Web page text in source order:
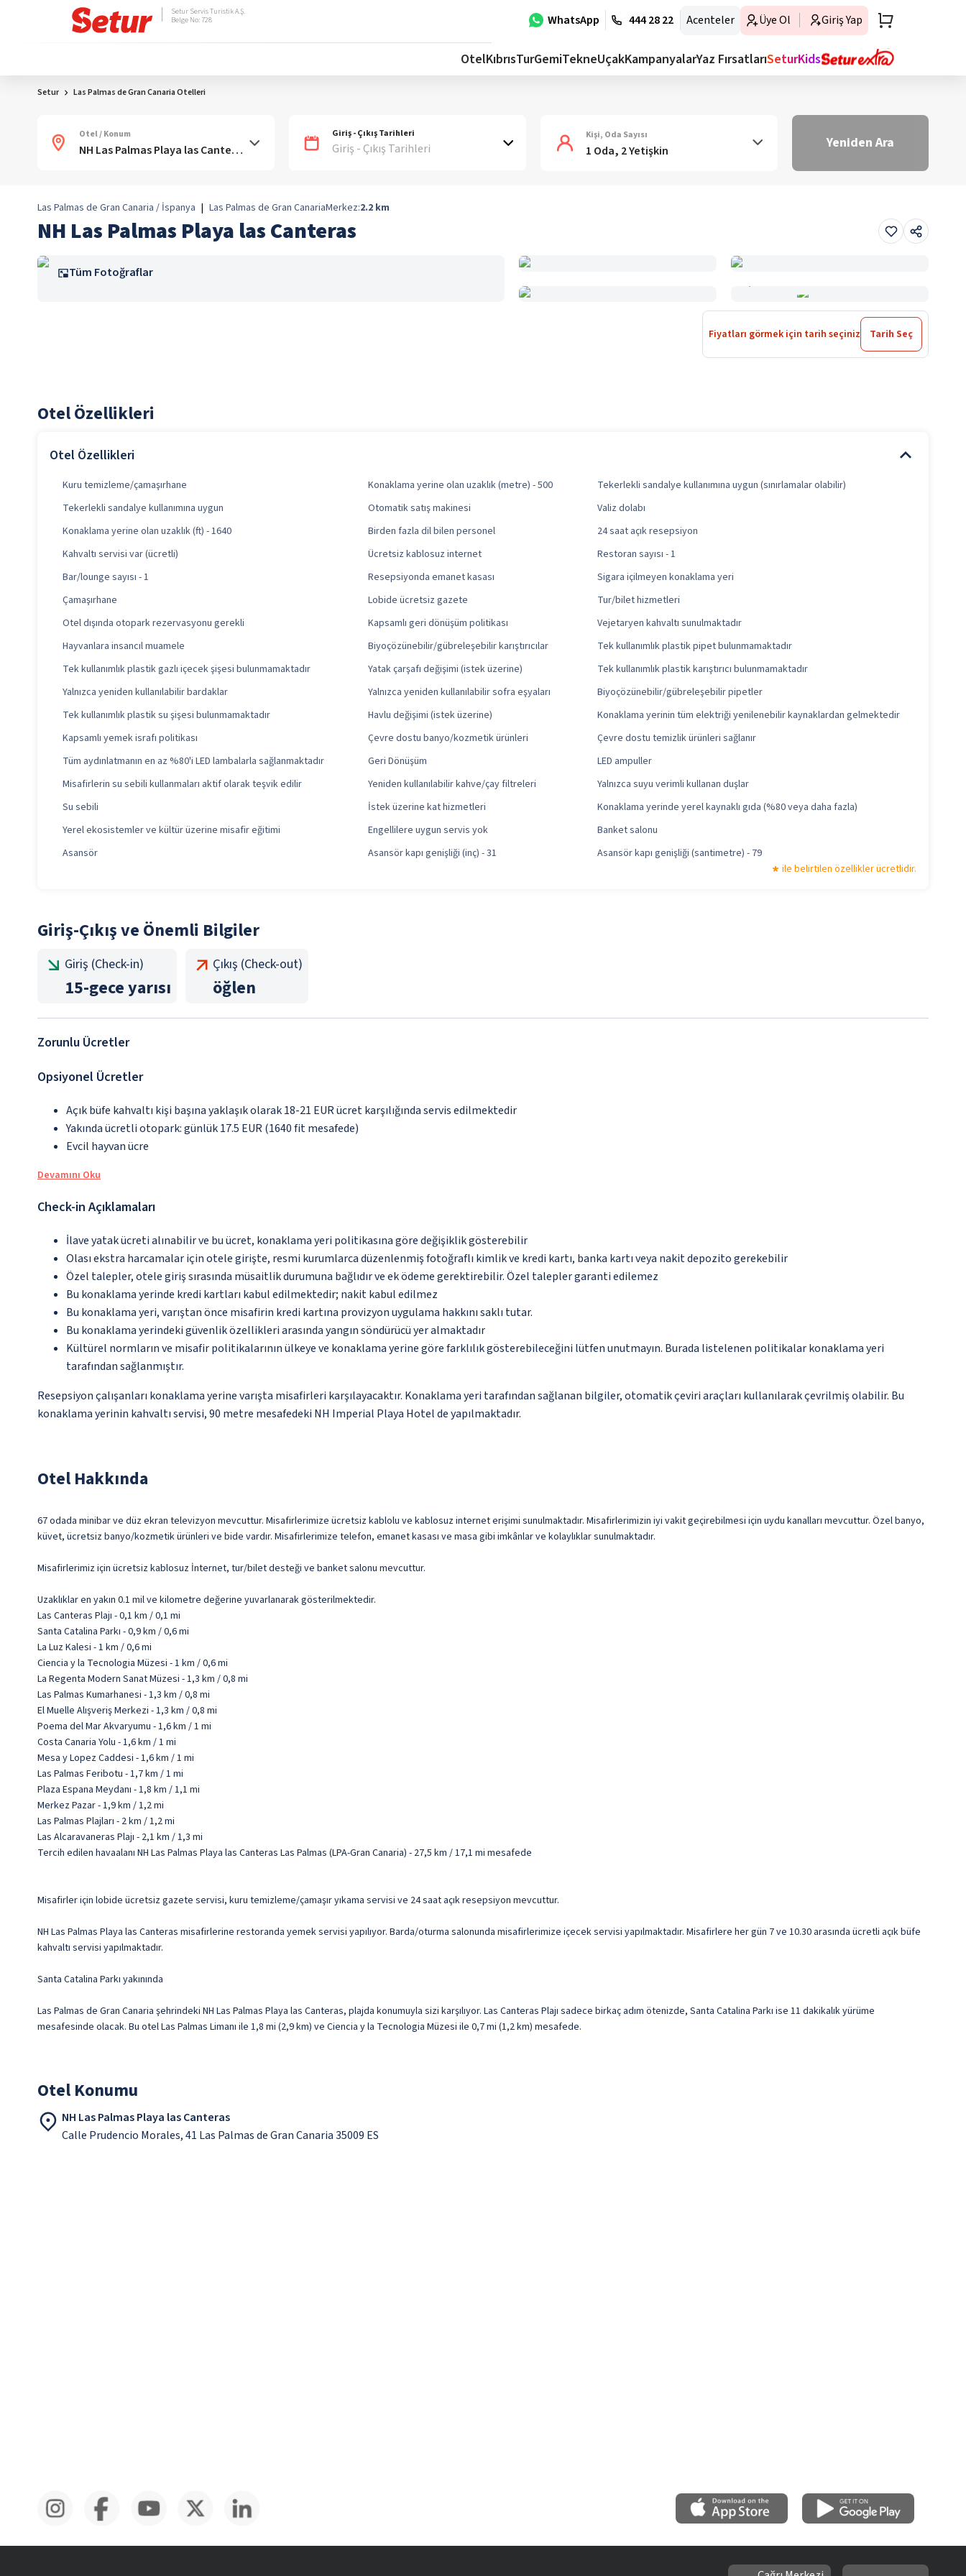
WhatsApp 444 28 22 Acenteler Üye Ol Giriş Yap
Setur Servis Turistik A.Ş.
Belge No: 728
OtelKıbrısTurGemiTekneUçakKampanyalarYaz FırsatlarıSeturKids
Setur Las Palmas de Gran Canaria Otelleri
Otel / Konum Giriş - Çıkış Tarihleri
Giriş - Çıkış Tarihleri
Kişi, Oda Sayısı
1 Oda, 2 Yetişkin Yeniden Ara
Las Palmas de Gran Canaria / İspanya | Las Palmas de Gran CanariaMerkez:2.2 km
NH Las Palmas Playa las Canteras
Tüm Fotoğraflar
Fiyatları görmek için tarih seçiniz Tarih Seç
Otel Özellikleri
Otel Özellikleri
Kuru temizleme/çamaşırhane Konaklama yerine olan uzaklık (metre) - 500
Tekerlekli sandalye kullanımına uygun (sınırlamalar olabilir)
Tekerlekli sandalye kullanımına uygun
Otomatik satış makinesi
Valiz dolabı
Konaklama yerine olan uzaklık (ft) - 1640
Birden fazla dil bilen personel
24 saat açık resepsiyon
Kahvaltı servisi var (ücretli)
Ücretsiz kablosuz internet
Restoran sayısı - 1
Bar/lounge sayısı - 1
Resepsiyonda emanet kasası
Sigara içilmeyen konaklama yeri
Çamaşırhane
Lobide ücretsiz gazete
Tur/bilet hizmetleri
Otel dışında otopark rezervasyonu gerekli
Kapsamlı geri dönüşüm politikası
Vejetaryen kahvaltı sunulmaktadır
Hayvanlara insancıl muamele
Biyoçözünebilir/gübreleşebilir karıştırıcılar
Tek kullanımlık plastik pipet bulunmamaktadır
Tek kullanımlık plastik gazlı içecek şişesi bulunmamaktadır
Yatak çarşafı değişimi (istek üzerine)
Tek kullanımlık plastik karıştırıcı bulunmamaktadır
Yalnızca yeniden kullanılabilir bardaklar
Yalnızca yeniden kullanılabilir sofra eşyaları
Biyoçözünebilir/gübreleşebilir pipetler
Tek kullanımlık plastik su şişesi bulunmamaktadır
Havlu değişimi (istek üzerine)
Konaklama yerinin tüm elektriği yenilenebilir kaynaklardan gelmektedir
Kapsamlı yemek israfı politikası
Çevre dostu banyo/kozmetik ürünleri
Çevre dostu temizlik ürünleri sağlanır
Tüm aydınlatmanın en az %80'i LED lambalarla sağlanmaktadır
Geri Dönüşüm
LED ampuller
Misafirlerin su sebili kullanmaları aktif olarak teşvik edilir
Yeniden kullanılabilir kahve/çay filtreleri
Yalnızca suyu verimli kullanan duşlar
Su sebili
İstek üzerine kat hizmetleri
Konaklama yerinde yerel kaynaklı gıda (%80 veya daha fazla)
Yerel ekosistemler ve kültür üzerine misafir eğitimi
Engellilere uygun servis yok
Banket salonu
Asansör
Asansör kapı genişliği (inç) - 31
Asansör kapı genişliği (santimetre) - 79
ile belirtilen özellikler ücretlidir.
Giriş-Çıkış ve Önemli Bilgiler
Giriş (Check-in)
15-gece yarısı
Çıkış (Check-out)
öğlen
Zorunlu Ücretler
Opsiyonel Ücretler
Açık büfe kahvaltı kişi başına yaklaşık olarak 18-21 EUR ücret karşılığında servis edilmektedir
Yakında ücretli otopark: günlük 17.5 EUR (1640 fit mesafede)
Evcil hayvan ücre
Devamını Oku
Check-in Açıklamaları
İlave yatak ücreti alınabilir ve bu ücret, konaklama yeri politikasına göre değişiklik gösterebilir
Olası ekstra harcamalar için otele girişte, resmi kurumlarca düzenlenmiş fotoğraflı kimlik ve kredi kartı, banka kartı veya nakit depozito gerekebilir
Özel talepler, otele giriş sırasında müsaitlik durumuna bağlıdır ve ek ödeme gerektirebilir. Özel talepler garanti edilemez
Bu konaklama yerinde kredi kartları kabul edilmektedir; nakit kabul edilmez
Bu konaklama yeri, varıştan önce misafirin kredi kartına provizyon uygulama hakkını saklı tutar.
Bu konaklama yerindeki güvenlik özellikleri arasında yangın söndürücü yer almaktadır
Kültürel normların ve misafir politikalarının ülkeye ve konaklama yerine göre farklılık gösterebileceğini lütfen unutmayın. Burada listelenen politikalar konaklama yeri
tarafından sağlanmıştır.
Resepsiyon çalışanları konaklama yerine varışta misafirleri karşılayacaktır. Konaklama yeri tarafından sağlanan bilgiler, otomatik çeviri araçları kullanılarak çevrilmiş olabilir. Bu
konaklama yerinin kahvaltı servisi, 90 metre mesafedeki NH Imperial Playa Hotel de yapılmaktadır.
Otel Hakkında
67 odada minibar ve düz ekran televizyon mevcuttur. Misafirlerimize ücretsiz kablolu ve kablosuz internet erişimi sunulmaktadır. Misafirlerimizin iyi vakit geçirebilmesi için uydu kanalları mevcuttur. Özel banyo,
küvet, ücretsiz banyo/kozmetik ürünleri ve bide vardır. Misafirlerimize telefon, emanet kasası ve masa gibi imkânlar ve kolaylıklar sunulmaktadır.
Misafirlerimiz için ücretsiz kablosuz İnternet, tur/bilet desteği ve banket salonu mevcuttur.
Uzaklıklar en yakın 0.1 mil ve kilometre değerine yuvarlanarak gösterilmektedir.
Las Canteras Plajı - 0,1 km / 0,1 mi
Santa Catalina Parkı - 0,9 km / 0,6 mi
La Luz Kalesi - 1 km / 0,6 mi
Ciencia y la Tecnologia Müzesi - 1 km / 0,6 mi
La Regenta Modern Sanat Müzesi - 1,3 km / 0,8 mi
Las Palmas Kumarhanesi - 1,3 km / 0,8 mi
El Muelle Alışveriş Merkezi - 1,3 km / 0,8 mi
Poema del Mar Akvaryumu - 1,6 km / 1 mi
Costa Canaria Yolu - 1,6 km / 1 mi
Mesa y Lopez Caddesi - 1,6 km / 1 mi
Las Palmas Feribotu - 1,7 km / 1 mi
Plaza Espana Meydanı - 1,8 km / 1,1 mi
Merkez Pazar - 1,9 km / 1,2 mi
Las Palmas Plajları - 2 km / 1,2 mi
Las Alcaravaneras Plajı - 2,1 km / 1,3 mi
Tercih edilen havaalanı NH Las Palmas Playa las Canteras Las Palmas (LPA-Gran Canaria) - 27,5 km / 17,1 mi mesafede
Misafirler için lobide ücretsiz gazete servisi, kuru temizleme/çamaşır yıkama servisi ve 24 saat açık resepsiyon mevcuttur.
NH Las Palmas Playa las Canteras misafirlerine restoranda yemek servisi yapılıyor. Barda/oturma salonunda misafirlerimize içecek servisi yapılmaktadır. Misafirlere her gün 7 ve 10.30 arasında ücretli açık büfe
kahvaltı servisi yapılmaktadır.
Santa Catalina Parkı yakınında
Las Palmas de Gran Canaria şehrindeki NH Las Palmas Playa las Canteras, plajda konumuyla sizi karşılıyor. Las Canteras Plajı sadece birkaç adım ötenizde, Santa Catalina Parkı ise 11 dakikalık yürüme
mesafesinde olacak. Bu otel Las Palmas Limanı ile 1,8 mi (2,9 km) ve Ciencia y la Tecnologia Müzesi ile 0,7 mi (1,2 km) mesafede.
Otel Konumu
NH Las Palmas Playa las Canteras
Calle Prudencio Morales, 41 Las Palmas de Gran Canaria 35009 ES